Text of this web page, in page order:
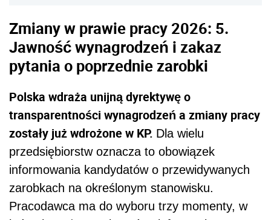
Zmiany w prawie pracy 2026: 5.
Jawność wynagrodzeń i zakaz
pytania o poprzednie zarobki
Polska wdraża unijną dyrektywę o
transparentności wynagrodzeń a zmiany pracy
zostały już wdrożone w KP. Dla wielu
przedsiębiorstw oznacza to obowiązek
informowania kandydatów o przewidywanych
zarobkach na określonym stanowisku.
Pracodawca ma do wyboru trzy momenty, w